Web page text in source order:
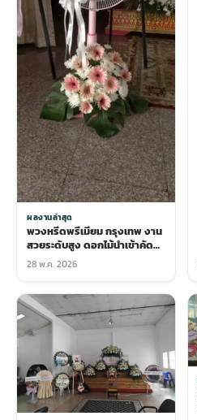
ผลงานล่าสุด
พวงหรีดพรีเมียม กรุงเทพ งาน
สวยระดับสูง ดอกไม้นำเข้าคัด
พิเศษ
28 พ.ค. 2026